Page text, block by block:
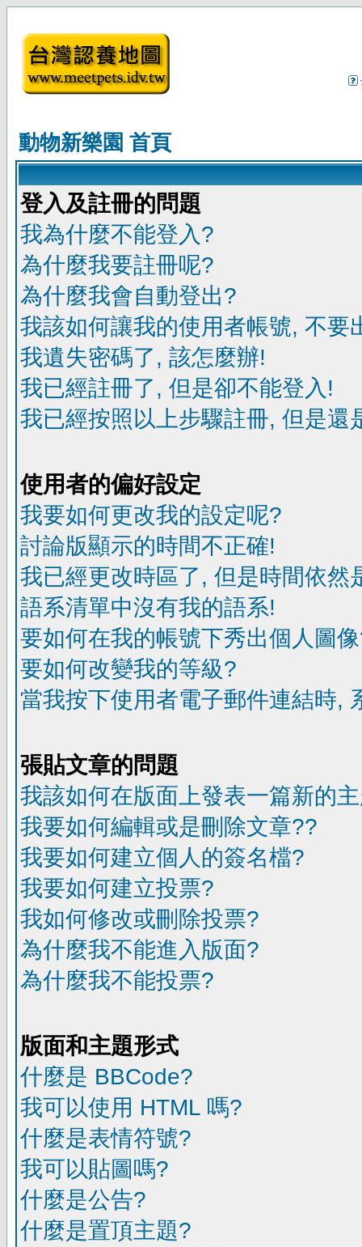
動物新樂園 首頁
登入及註冊的問題
我為什麼不能登入?
為什麼我要註冊呢?
為什麼我會自動登出?
我該如何讓我的使用者帳號, 不要
我遺失密碼了, 該怎麼辦!
我已經註冊了, 但是卻不能登入!
我已經按照以上步驟註冊, 但是還
使用者的偏好設定
我要如何更改我的設定呢?
討論版顯示的時間不正確!
我已經更改時區了, 但是時間依然
語系清單中沒有我的語系!
要如何在我的帳號下秀出個人圖
要如何改變我的等級?
當我按下使用者電子郵件連結時,
張貼文章的問題
我該如何在版面上發表一篇新的
我要如何編輯或是刪除文章??
我要如何建立個人的簽名檔?
我要如何建立投票?
我如何修改或刪除投票?
為什麼我不能進入版面?
為什麼我不能投票?
版面和主題形式
什麼是 BBCode?
我可以使用 HTML 嗎?
什麼是表情符號?
我可以貼圖嗎?
什麼是公告?
什麼是置頂主題?